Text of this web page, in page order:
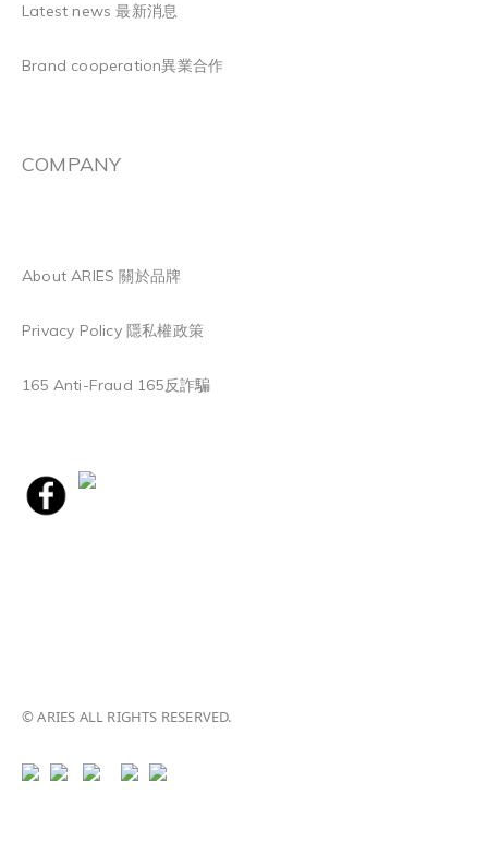
Latest news 最新消息
Brand cooperation異業合作
COMPANY
About ARIES 關於品牌
Privacy Policy 隱私權政策
165 Anti-Fraud 165反詐騙
© ARIES ALL RIGHTS RESERVED.